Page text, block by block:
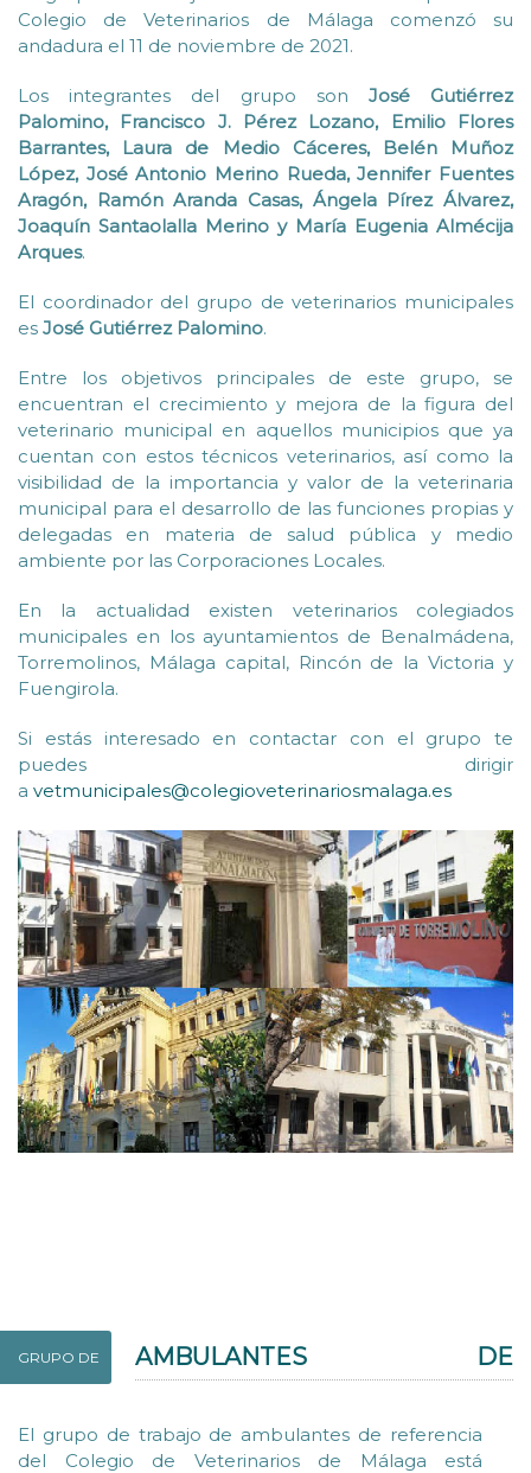
Colegio de Veterinarios de Málaga comenzó su
andadura el 11 de noviembre de 2021.
Los integrantes del grupo son José Gutiérrez
Palomino, Francisco J. Pérez Lozano, Emilio Flores
Barrantes, Laura de Medio Cáceres, Belén Muñoz
López, José Antonio Merino Rueda, Jennifer Fuentes
Aragón, Ramón Aranda Casas, Ángela Pírez Álvarez,
Joaquín Santaolalla Merino y María Eugenia Almécija
Arques.
El coordinador del grupo de veterinarios municipales
es José Gutiérrez Palomino.
Entre los objetivos principales de este grupo, se
encuentran el crecimiento y mejora de la figura del
veterinario municipal en aquellos municipios que ya
cuentan con estos técnicos veterinarios, así como la
visibilidad de la importancia y valor de la veterinaria
municipal para el desarrollo de las funciones propias y
delegadas en materia de salud pública y medio
ambiente por las Corporaciones Locales.
En la actualidad existen veterinarios colegiados
municipales en los ayuntamientos de Benalmádena,
Torremolinos, Málaga capital, Rincón de la Victoria y
Fuengirola.
Si estás interesado en contactar con el grupo te
puedes dirigir
a vetmunicipales@colegioveterinariosmalaga.es
GRUPO DE
AMBULANTES DE
El grupo de trabajo de ambulantes de referencia
del Colegio de Veterinarios de Málaga está